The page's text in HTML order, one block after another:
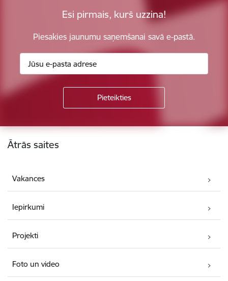
Esi pirmais, kurš uzzina!
Piesakies jaunumu saņemšanai savā e-pastā.
Kājene
Ātrās saites
Vakances
Iepirkumi
Projekti
Foto un video